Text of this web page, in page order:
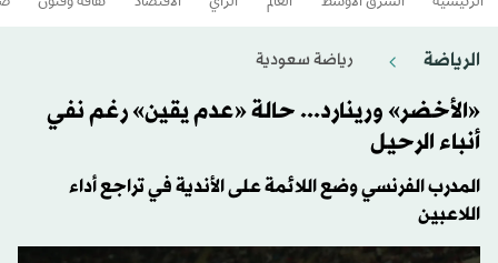
الرياضة رياضة سعودية
«الأخضر» ورينارد... حالة «عدم يقين» رغم نفي
أنباء الرحيل
المدرب الفرنسي وضع اللائمة على الأندية في تراجع أداء
اللاعبين